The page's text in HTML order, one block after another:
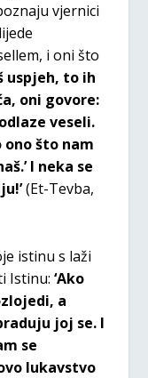
vjernici
i oni što
uspjeh, to ih
oni govore:
veseli.
ono što nam
I neka se
(Et-Tevba,
istinu s laži
Istinu:‘Ako
a
joj se. I
se
lukavstvo